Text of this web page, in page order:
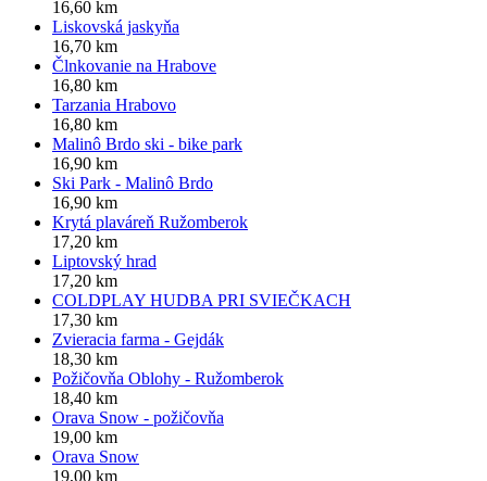
16,60 km
Liskovská jaskyňa
16,70 km
Člnkovanie na Hrabove
16,80 km
Tarzania Hrabovo
16,80 km
Malinô Brdo ski - bike park
16,90 km
Ski Park - Malinô Brdo
16,90 km
Krytá plaváreň Ružomberok
17,20 km
Liptovský hrad
17,20 km
COLDPLAY HUDBA PRI SVIEČKACH
17,30 km
Zvieracia farma - Gejdák
18,30 km
Požičovňa Oblohy - Ružomberok
18,40 km
Orava Snow - požičovňa
19,00 km
Orava Snow
19,00 km